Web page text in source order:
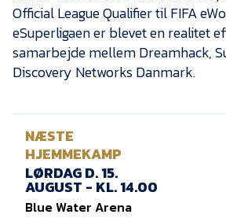
Official League Qualifier til FIFA
eSuperligaen er blevet en realitet
samarbejde mellem Dreamhack,
Discovery Networks Danmark.
NÆSTE
HJEMMEKAMP
LØRDAG D. 15.
AUGUST - KL. 14.00
Blue Water Arena